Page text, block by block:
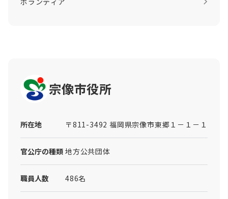
宗像市役所
所在地 〒811-3492 福岡県宗像市東郷１－１－１
官公庁の種類 地方公共団体
職員人数 486名